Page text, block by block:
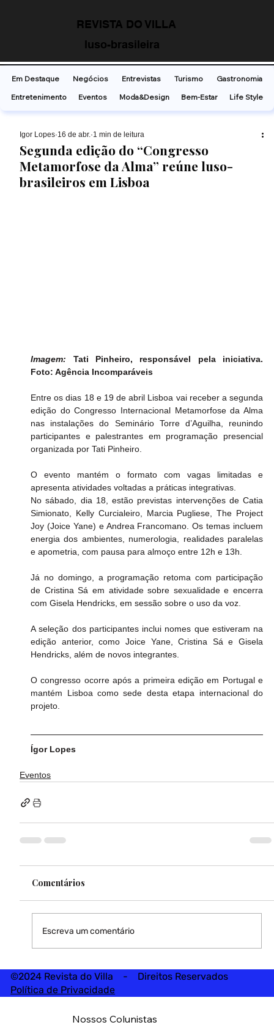
REVISTA DO VILLA
luso-brasileira
Segunda edição do “Congresso
Metamorfose da Alma” reúne luso-
brasileiros em Lisboa
Ígor Lopes 16 de abr. 1 min de leitura
Imagem: Tati Pinheiro, responsável pela iniciativa.
Foto: Agência Incomparáveis
Entre os dias 18 e 19 de abril Lisboa vai receber a segunda
edição do Congresso Internacional Metamorfose da Alma
nas instalações do Seminário Torre d’Aguilha, reunindo
participantes e palestrantes em programação presencial
organizada por Tati Pinheiro.
O evento mantém o formato com vagas limitadas e
apresenta atividades voltadas a práticas integrativas.
No sábado, dia 18, estão previstas intervenções de Catia
Simionato, Kelly Curcialeiro, Marcia Pugliese, The Project
Joy (Joice Yane) e Andrea Francomano. Os temas incluem
energia dos ambientes, numerologia, realidades paralelas
e apometria, com pausa para almoço entre 12h e 13h.
Já no domingo, a programação retoma com participação
de Cristina Sá em atividade sobre sexualidade e encerra
com Gisela Hendricks, em sessão sobre o uso da voz.
A seleção dos participantes inclui nomes que estiveram na
edição anterior, como Joice Yane, Cristina Sá e Gisela
Hendricks, além de novos integrantes.
O congresso ocorre após a primeira edição em Portugal e
mantém Lisboa como sede desta etapa internacional do
projeto.
Ígor Lopes
Eventos
Comentários
Escreva um comentário
Em Destaque Negócios Entrevistas Turismo
Gastronomia
Entretenimento
Eventos Moda&Design Bem-Estar Life Style
©2024 Revista do Villa - Direitos Reservados
Política de Privacidade
Nossos Colunistas